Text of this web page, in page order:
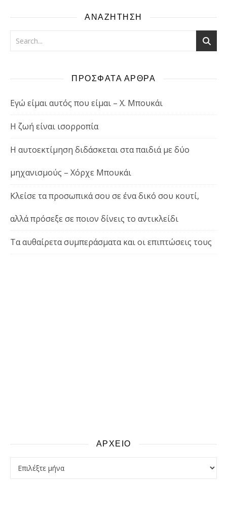
ΑΝΑΖΗΤΗΣΗ
ΠΡΟΣΦΑΤΑ ΑΡΘΡΑ
Εγώ είμαι αυτός που είμαι – Χ. Μπουκάι
Η ζωή είναι ισορροπία
Η αυτοεκτίμηση διδάσκεται στα παιδιά με δύο
μηχανισμούς – Χόρχε Μπουκάι
Κλείσε τα προσωπικά σου σε ένα δικό σου κουτί,
αλλά πρόσεξε σε ποιον δίνεις το αντικλείδι
Τα αυθαίρετα συμπεράσματα και οι επιπτώσεις τους
ΑΡΧΕΙΟ